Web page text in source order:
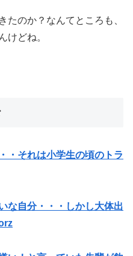
たのか？なんてところも、
けどね。
・それは小学生の頃のトラ
な自分・・・しかし大体出